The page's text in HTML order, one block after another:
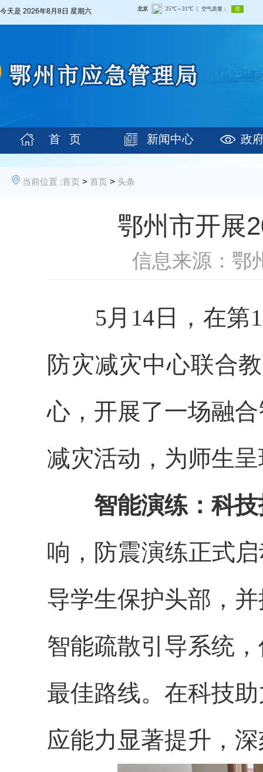
今天是 2026年8月8日 星期六
首 页 新闻中心 政
当前位置 :首页 > 首页 > 头条
鄂州市开展
信息来源：鄂
5月14日，在第
防灾减灾中心联合
心，开展了一场融
减灾活动，为师生
智能演练：科
响，防震演练正式
导学生保护头部，
智能疏散引导系统
最佳路线。在科技
应能力显著提升，